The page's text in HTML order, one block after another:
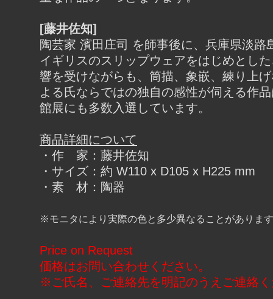
[藤井佐知]
陶芸家 濱田庄司 を師事後に、兵庫県淡路
イギリスのスリップウェアをはじめとし
響を受けながらも、筒描、象嵌、練り上
よる氏ならではの独自の感性が伺える作
館展にも多数入選しています。
商品詳細について
・作 家：藤井佐知
・サイズ：約 W110 x D105 x H225 mm
・素 材：陶器
※モニタにより実際の色と多少異なることがありま
Price on Request
価格はお問い合わせください。
※ご氏名、ご連絡先を明記のうえご連絡